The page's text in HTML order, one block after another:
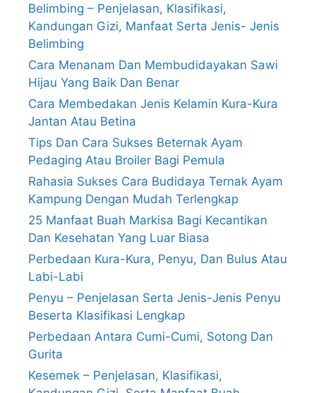
Belimbing – Penjelasan, Klasifikasi,
Kandungan Gizi, Manfaat Serta Jenis- Jenis
Belimbing
Cara Menanam Dan Membudidayakan Sawi
Hijau Yang Baik Dan Benar
Cara Membedakan Jenis Kelamin Kura-Kura
Jantan Atau Betina
Tips Dan Cara Sukses Beternak Ayam
Pedaging Atau Broiler Bagi Pemula
Rahasia Sukses Cara Budidaya Ternak Ayam
Kampung Dengan Mudah Terlengkap
25 Manfaat Buah Markisa Bagi Kecantikan
Dan Kesehatan Yang Luar Biasa
Perbedaan Kura-Kura, Penyu, Dan Bulus Atau
Labi-Labi
Penyu – Penjelasan Serta Jenis-Jenis Penyu
Beserta Klasifikasi Lengkap
Perbedaan Antara Cumi-Cumi, Sotong Dan
Gurita
Kesemek – Penjelasan, Klasifikasi,